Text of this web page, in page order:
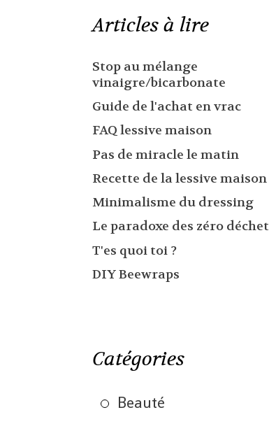
Articles à lire
Stop au mélange
vinaigre/bicarbonate
Guide de l'achat en vrac
FAQ lessive maison
Pas de miracle le matin
Recette de la lessive maison
Minimalisme du dressing
Le paradoxe des zéro déchet
T'es quoi toi ?
DIY Beewraps
Catégories
Beauté